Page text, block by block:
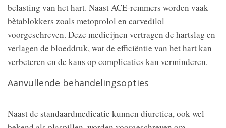
belasting van het hart. Naast ACE-remmers worden vaak
bètablokkers zoals metoprolol en carvedilol
voorgeschreven. Deze medicijnen vertragen de hartslag en
verlagen de bloeddruk, wat de efficiëntie van het hart kan
verbeteren en de kans op complicaties kan verminderen.
Aanvullende behandelingsopties
Naast de standaardmedicatie kunnen diuretica, ook wel